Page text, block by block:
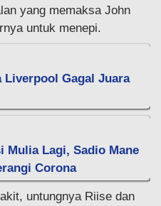
yang memaksa John
untuk menepi.
Liverpool Gagal Juara
Mulia Lagi, Sadio Mane
Corona
untungnya Riise dan